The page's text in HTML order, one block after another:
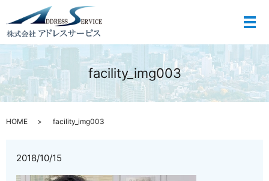
メ
facility_img003
HOME facility_img003
2018/10/15